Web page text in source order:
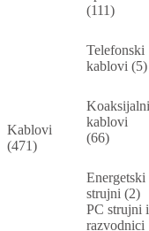
Kablovi
(471)
(111)
Telefonski
kablovi (5)
Koaksijalni
kablovi
(66)
Energetski
strujni (2)
PC strujni i
razvodnici